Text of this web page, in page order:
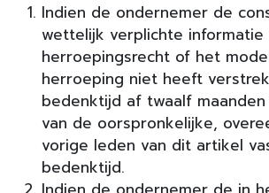
Indien de ondernemer de
wettelijk verplichte
herroepingsrecht of het
herroeping niet heeft
bedenktijd af twaalf
van de oorspronkelijke,
vorige leden van dit artikel
bedenktijd.